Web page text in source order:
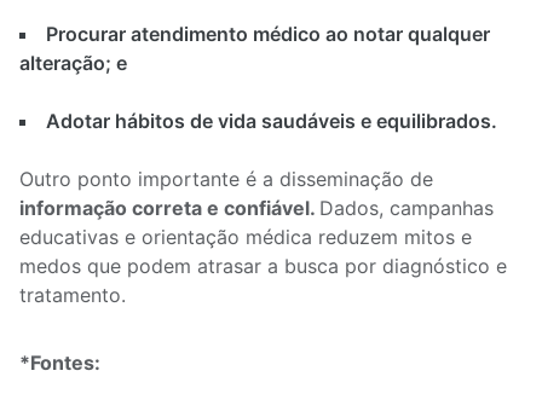
Procurar atendimento médico ao notar qualquer
alteração; e
Adotar hábitos de vida saudáveis e equilibrados.
Outro ponto importante é a disseminação de
informação correta e confiável. Dados, campanhas
educativas e orientação médica reduzem mitos e
medos que podem atrasar a busca por diagnóstico e
tratamento.
*Fontes: